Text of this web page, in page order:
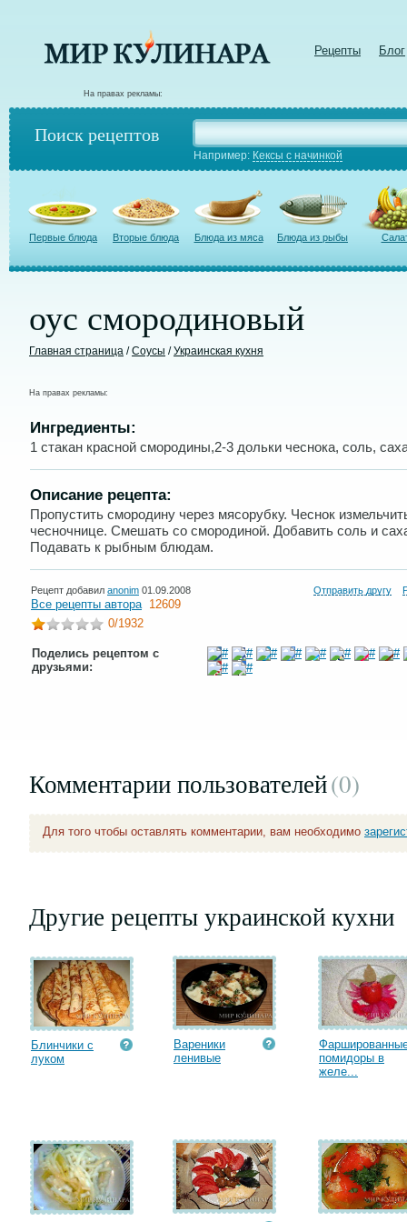
Рецепты Блог
На правах рекламы:
Поиск рецептов
Например: Кексы с начинкой
Первые блюда Вторые блюда Блюда из мяса Блюда из рыбы
оус смородиновый
Главная страница /Соусы /Украинская кухня
На правах рекламы:
Ингредиенты:
1 стакан красной смородины,2-3 дольки чеснока, соль,
Описание рецепта:
Пропустить смородину через мясорубку. Чеснок
чесночнице. Смешать со смородиной. Добавить соль и
Подавать к рыбным блюдам.
Рецепт добавил anonim 01.09.2008 Отправить другу
Все рецепты автора 12609
0/1932
Поделись рецептом с
друзьями:
Комментарии пользователей(0)
Для того чтобы оставлять комментарии, вам необходимо
Другие рецепты украинской кухни
Блинчики с
луком
Вареники
ленивые
помидоры в
желе...